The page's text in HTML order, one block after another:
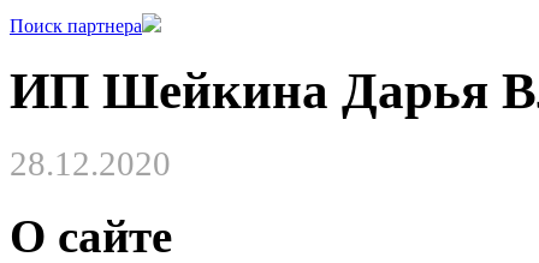
Поиск партнера
ИП Шейкина Дарья
28.12.2020
О сайте